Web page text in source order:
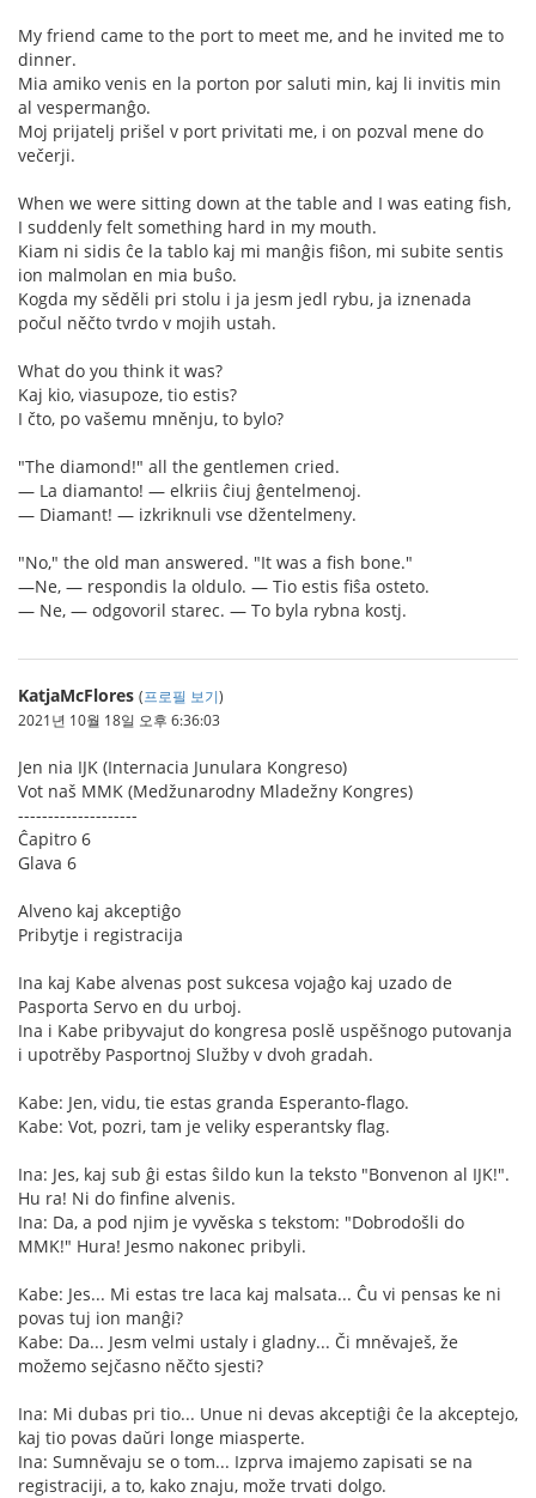
My friend came to the port to meet me, and he invited me to
dinner.
Mia amiko venis en la porton por saluti min, kaj li invitis min
al vespermanĝo.
Moj prijatelj prišel v port privitati me, i on pozval mene do
večerji.
When we were sitting down at the table and I was eating fish,
I suddenly felt something hard in my mouth.
Kiam ni sidis ĉe la tablo kaj mi manĝis fiŝon, mi subite sentis
ion malmolan en mia buŝo.
Kogda my sěděli pri stolu i ja jesm jedl rybu, ja iznenada
počul něčto tvrdo v mojih ustah.
What do you think it was?
Kaj kio, viasupoze, tio estis?
I čto, po vašemu mněnju, to bylo?
"The diamond!" all the gentlemen cried.
— La diamanto! — elkriis ĉiuj ĝentelmenoj.
— Diamant! — izkriknuli vse džentelmeny.
"No," the old man answered. "It was a fish bone."
—Ne, — respondis la oldulo. — Tio estis fiŝa osteto.
— Ne, — odgovoril starec. — To byla rybna kostj.
KatjaMcFlores (프로필 보기)
2021년 10월 18일 오후 6:36:03
Jen nia IJK (Internacia Junulara Kongreso)
Vot naš MMK (Medžunarodny Mladežny Kongres)
--------------------
Ĉapitro 6
Glava 6
Alveno kaj akceptiĝo
Pribytje i registracija
Ina kaj Kabe alvenas post sukcesa vojaĝo kaj uzado de
Pasporta Servo en du urboj.
Ina i Kabe pribyvajut do kongresa poslě uspěšnogo putovanja
i upotrěby Pasportnoj Služby v dvoh gradah.
Kabe: Jen, vidu, tie estas granda Esperanto-flago.
Kabe: Vot, pozri, tam je veliky esperantsky flag.
Ina: Jes, kaj sub ĝi estas ŝildo kun la teksto "Bonvenon al IJK!".
Hu ra! Ni do finfine alvenis.
Ina: Da, a pod njim je vyvěska s tekstom: "Dobrodošli do
MMK!" Hura! Jesmo nakonec pribyli.
Kabe: Jes... Mi estas tre laca kaj malsata... Ĉu vi pensas ke ni
povas tuj ion manĝi?
Kabe: Da... Jesm velmi ustaly i gladny... Či mněvaješ, že
možemo sejčasno něčto sjesti?
Ina: Mi dubas pri tio... Unue ni devas akceptiĝi ĉe la akceptejo,
kaj tio povas daŭri longe miasperte.
Ina: Sumněvaju se o tom... Izprva imajemo zapisati se na
registraciji, a to, kako znaju, može trvati dolgo.